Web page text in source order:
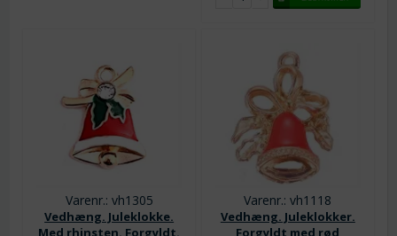
Varenr.: vh1305
Vedhæng. Juleklokke.
Med rhinsten. Forgyldt.
Varenr.: vh1118
Vedhæng. Juleklokker.
Forgyldt med rød